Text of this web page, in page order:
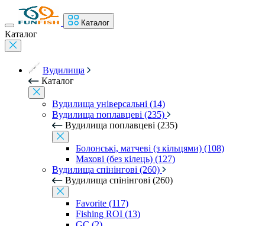
Каталог
Каталог
Вудилища
Каталог
Вудилища універсальні (14)
Вудилища поплавцеві (235)
Вудилища поплавцеві (235)
Болонські, матчеві (з кільцями) (108)
Махові (без кілець) (127)
Вудилища спінінгові (260)
Вудилища спінінгові (260)
Favorite (117)
Fishing ROI (13)